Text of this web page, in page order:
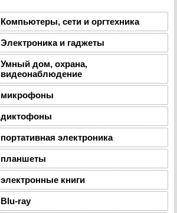
Компьютеры, сети и оргтехника
Электроника и гаджеты
Умный дом, охрана,
видеонаблюдение
микрофоны
диктофоны
портативная электроника
планшеты
электронные книги
Blu-ray